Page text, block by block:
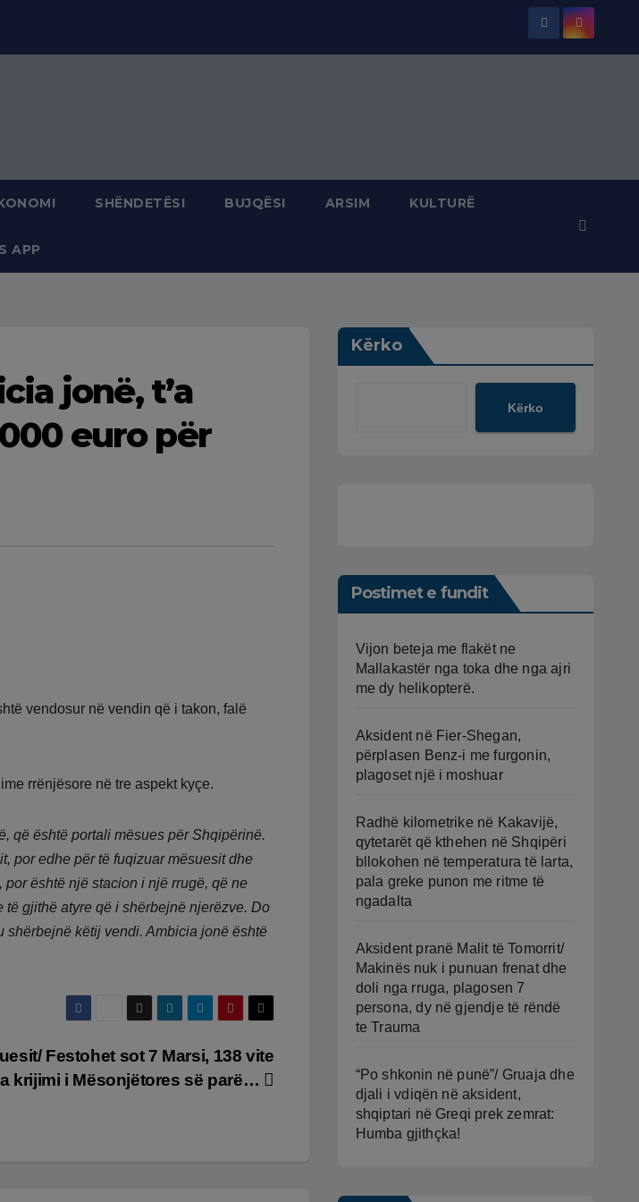
SHËNDETËSI BUJQËSI ARSIM KULTURË
APP
jonë, t’a
euro për
vendosur në vendin që i takon, falë
rrënjësore në tre aspekt kyçe.
që është portali mësues për Shqipërinë.
por edhe për të fuqizuar mësuesit dhe
është një stacion i një rrugë, që ne
gjithë atyre që i shërbejnë njerëzve. Do
shërbejnë këtij vendi. Ambicia jonë është
Festohet sot 7 Marsi, 138 vite
krijimi i Mësonjëtores së parë…
Kërko
Kërko
Postimet e fundit
Vijon beteja me flakët ne
Mallakastër nga toka dhe nga ajri
me dy helikopterë.
Aksident në Fier-Shegan,
përplasen Benz-i me furgonin,
plagoset një i moshuar
Radhë kilometrike në Kakavijë,
qytetarët që kthehen në Shqipëri
bllokohen në temperatura të larta,
pala greke punon me ritme të
ngadalta
Aksident pranë Malit të Tomorrit/
Makinës nuk i punuan frenat dhe
doli nga rruga, plagosen 7
persona, dy në gjendje të rëndë
te Trauma
“Po shkonin në punë”/ Gruaja dhe
djali i vdiqën në aksident,
shqiptari në Greqi prek zemrat:
Humba gjithçka!